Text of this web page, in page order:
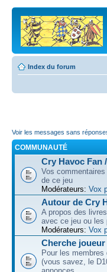
Index du forum
Voir les messages sans
COMMUNAUTÉ
Cry Havoc Fan
Vos
de ce jeu
Modérateurs: Vox
Autour de Cry
A propos des
avec ce jeu ou les
Modérateurs: Vox
Cherche joueur
Pour les
(vous savez, le